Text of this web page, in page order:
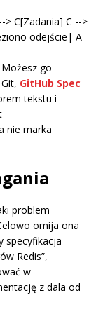
C[Zadania] C -->
odejście| A
go
GitHub Spec
tekstu i
nie marka
problem
omija ona
specyfikacja
Redis”,
w
z dala od